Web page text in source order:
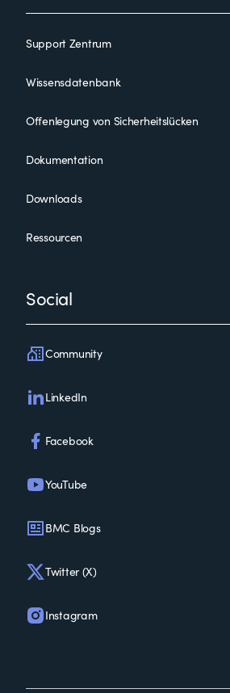
Support Zentrum
Wissensdatenbank
Offenlegung von Sicherheitslücken
Dokumentation
Downloads
Ressourcen
Social
Community
LinkedIn
Facebook
YouTube
BMC Blogs
Twitter (X)
Instagram